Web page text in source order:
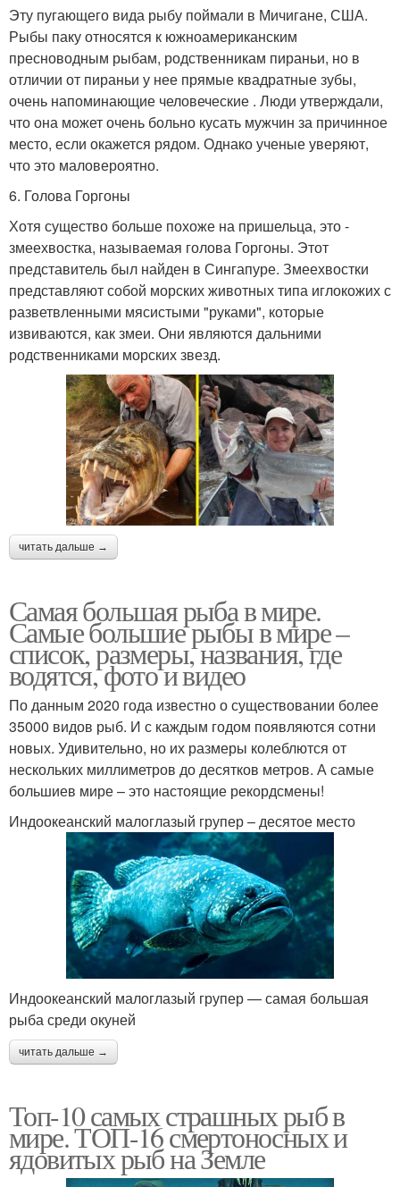
Эту пугающего вида рыбу поймали в Мичигане, США.
Рыбы паку относятся к южноамериканским
пресноводным рыбам, родственникам пираньи, но в
отличии от пираньи у нее прямые квадратные зубы,
очень напоминающие человеческие . Люди утверждали,
что она может очень больно кусать мужчин за причинное
место, если окажется рядом. Однако ученые уверяют,
что это маловероятно.
6. Голова Горгоны
Хотя существо больше похоже на пришельца, это -
змеехвостка, называемая голова Горгоны. Этот
представитель был найден в Сингапуре. Змеехвостки
представляют собой морских животных типа иглокожих с
разветвленными мясистыми "руками", которые
извиваются, как змеи. Они являются дальними
родственниками морских звезд.
читать дальше →
Самая большая рыба в мире.
Самые большие рыбы в мире –
список, размеры, названия, где
водятся, фото и видео
По данным 2020 года известно о существовании более
35000 видов рыб. И с каждым годом появляются сотни
новых. Удивительно, но их размеры колеблются от
нескольких миллиметров до десятков метров. А самые
большиев мире – это настоящие рекордсмены!
Индоокеанский малоглазый групер – десятое место
Индоокеанский малоглазый групер — самая большая
рыба среди окуней
читать дальше →
Топ-10 самых страшных рыб в
мире. ТОП-16 смертоносных и
ядовитых рыб на Земле